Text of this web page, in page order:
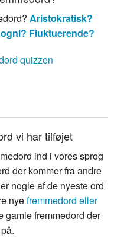
Aristokratisk?
Fluktuerende?
quizzen
vi har tilføjet
ind i vores sprog
der kommer fra andre
nogle af de nyeste ord
nyefremmedord eller
gamle fremmedord der